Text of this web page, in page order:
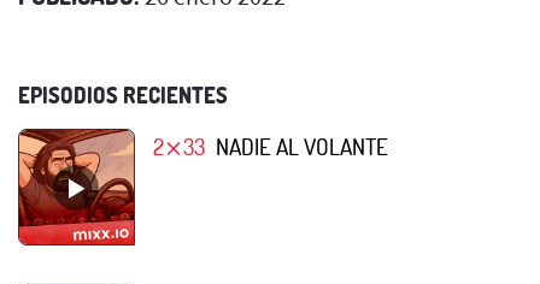
EPISODIOS RECIENTES
2⨯33 NADIE AL VOLANTE